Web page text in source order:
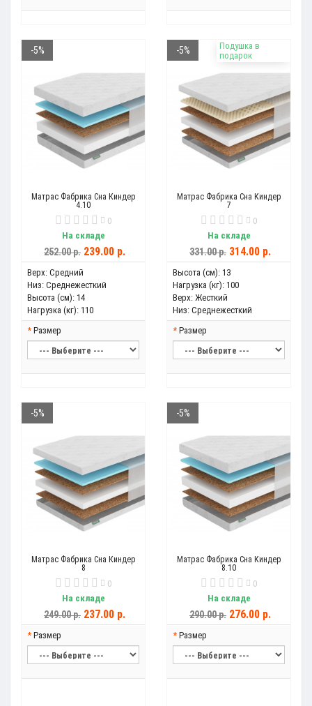
-5%
Матрас Фабрика Сна Киндер
4.10
0
На складе
252.00 р. 239.00 р.
Верх: Средний
Низ: Среднежесткий
Высота (см): 14
Нагрузка (кг): 110
Размер
Подушка в
подарок
-5%
Матрас Фабрика Сна Киндер
7
0
На складе
331.00 р. 314.00 р.
Высота (см): 13
Нагрузка (кг): 100
Верх: Жесткий
Низ: Среднежесткий
Размер
-5%
Матрас Фабрика Сна Киндер
8
0
На складе
249.00 р. 237.00 р.
Размер
-5%
Матрас Фабрика Сна Киндер
8.10
0
На складе
290.00 р. 276.00 р.
Размер